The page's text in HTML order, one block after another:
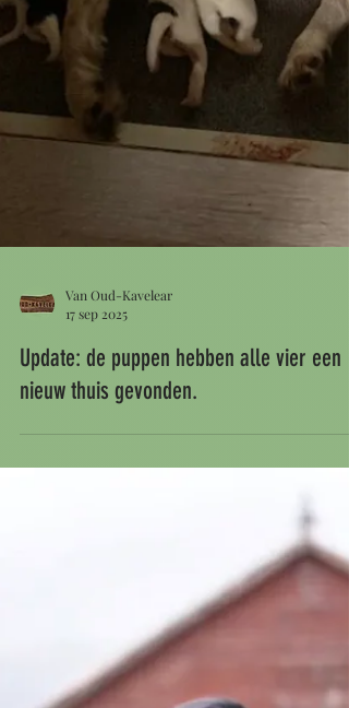
Van Oud-Kavelear
17 sep 2025
Update: de puppen hebben alle vier een
nieuw thuis gevonden.